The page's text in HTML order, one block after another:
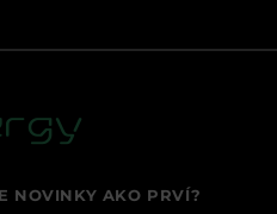
NOVINKY AKO PRVÍ?